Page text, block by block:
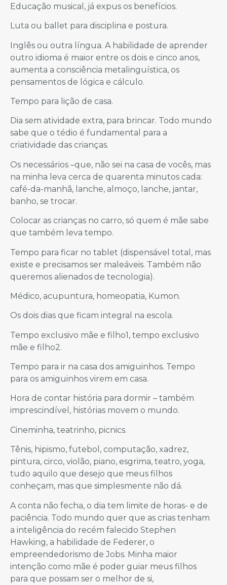
Educação musical, já expus os benefícios.
Luta ou ballet para disciplina e postura.
Inglês ou outra língua. A habilidade de aprender
outro idioma é maior entre os dois e cinco anos,
aumenta a consciência metalinguística, os
pensamentos de lógica e cálculo.
Tempo para lição de casa.
Dia sem atividade extra, para brincar. Todo mundo
sabe que o tédio é fundamental para a
criatividade das crianças.
Os necessários –que, não sei na casa de vocês, mas
na minha leva cerca de quarenta minutos cada:
café-da-manhã, lanche, almoço, lanche, jantar,
banho, se trocar.
Colocar as crianças no carro, só quem é mãe sabe
que também leva tempo.
Tempo para ficar no tablet (dispensável total, mas
existe e precisamos ser maleáveis. Também não
queremos alienados de tecnologia).
Médico, acupuntura, homeopatia, Kumon.
Os dois dias que ficam integral na escola.
Tempo exclusivo mãe e filho1, tempo exclusivo
mãe e filho2.
Tempo para ir na casa dos amiguinhos. Tempo
para os amiguinhos virem em casa.
Hora de contar história para dormir – também
imprescindível, histórias movem o mundo.
Cineminha, teatrinho, picnics.
Tênis, hipismo, futebol, computação, xadrez,
pintura, circo, violão, piano, esgrima, teatro, yoga,
tudo aquilo que desejo que meus filhos
conheçam, mas que simplesmente não dá.
A conta não fecha, o dia tem limite de horas- e de
paciência. Todo mundo quer que as crias tenham
a inteligência do recém falecido Stephen
Hawking, a habilidade de Federer, o
empreendedorismo de Jobs. Minha maior
intenção como mãe é poder guiar meus filhos
para que possam ser o melhor de si,